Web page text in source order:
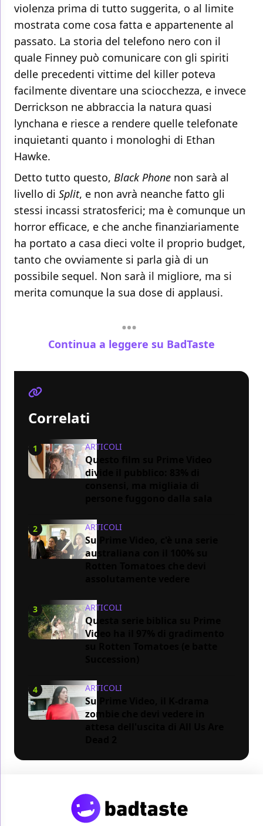
violenza prima di tutto suggerita, o al limite
mostrata come cosa fatta e appartenente al
passato. La storia del telefono nero con il
quale Finney può comunicare con gli spiriti
delle precedenti vittime del killer poteva
facilmente diventare una sciocchezza, e invece
Derrickson ne abbraccia la natura quasi
lynchana e riesce a rendere quelle telefonate
inquietanti quanto i monologhi di Ethan
Hawke.
Detto tutto questo, Black Phone non sarà al
livello di Split, e non avrà neanche fatto gli
stessi incassi stratosferici; ma è comunque un
horror efficace, e che anche finanziariamente
ha portato a casa dieci volte il proprio budget,
tanto che ovviamente si parla già di un
possibile sequel. Non sarà il migliore, ma si
merita comunque la sua dose di applausi.
Continua a leggere su BadTaste
Correlati
1 ARTICOLI
Questo film su Prime Video
divide il pubblico: 83% di
2 ARTICOLI
Su Prime Video, c'è una serie
australiana con il 100% su
3 ARTICOLI
Questa serie biblica su Prime
Video ha il 97% di gradimento
4 ARTICOLI
Su Prime Video, il K-drama
zombie che devi vedere in